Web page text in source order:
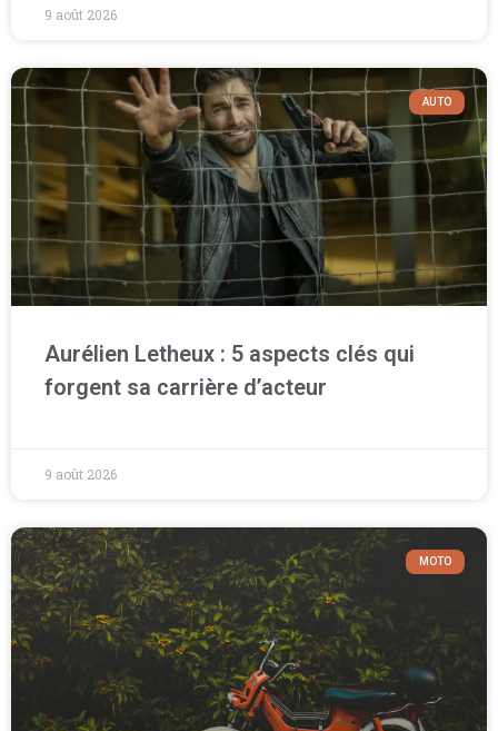
9 août 2026
AUTO
Aurélien Letheux : 5 aspects clés qui
forgent sa carrière d’acteur
9 août 2026
MOTO